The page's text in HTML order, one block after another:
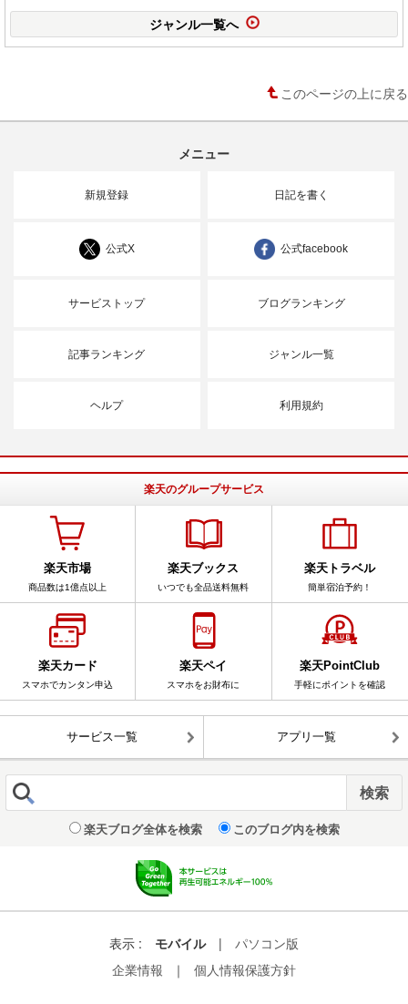
ジャンル一覧へ
このページの上に戻る
メニュー
新規登録 日記を書く
公式X 公式facebook
サービストップ ブログランキング
記事ランキング ジャンル一覧
ヘルプ 利用規約
楽天のグループサービス
楽天市場
商品数は1億点以上
楽天ブックス
いつでも全品送料無料
楽天トラベル
簡単宿泊予約！
楽天カード
スマホでカンタン申込
楽天ペイ
スマホをお財布に
楽天PointClub
手軽にポイントを確認
サービス一覧 アプリ一覧
楽天ブログ全体を検索 このブログ内を検索
表示 : モバイル |
パソコン版
企業情報
｜ 個人情報保護方針